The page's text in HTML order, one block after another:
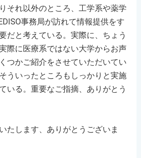
それ以外のところ、工学系や薬学
事務局が訪れて情報提供をす
だと考えている。実際に、ちょう
際に医療系ではない大学からお声
つかご紹介をさせていただいてい
ういったところもしっかりと実施
いる。重要なご指摘、ありがとう
たします、ありがとうございま